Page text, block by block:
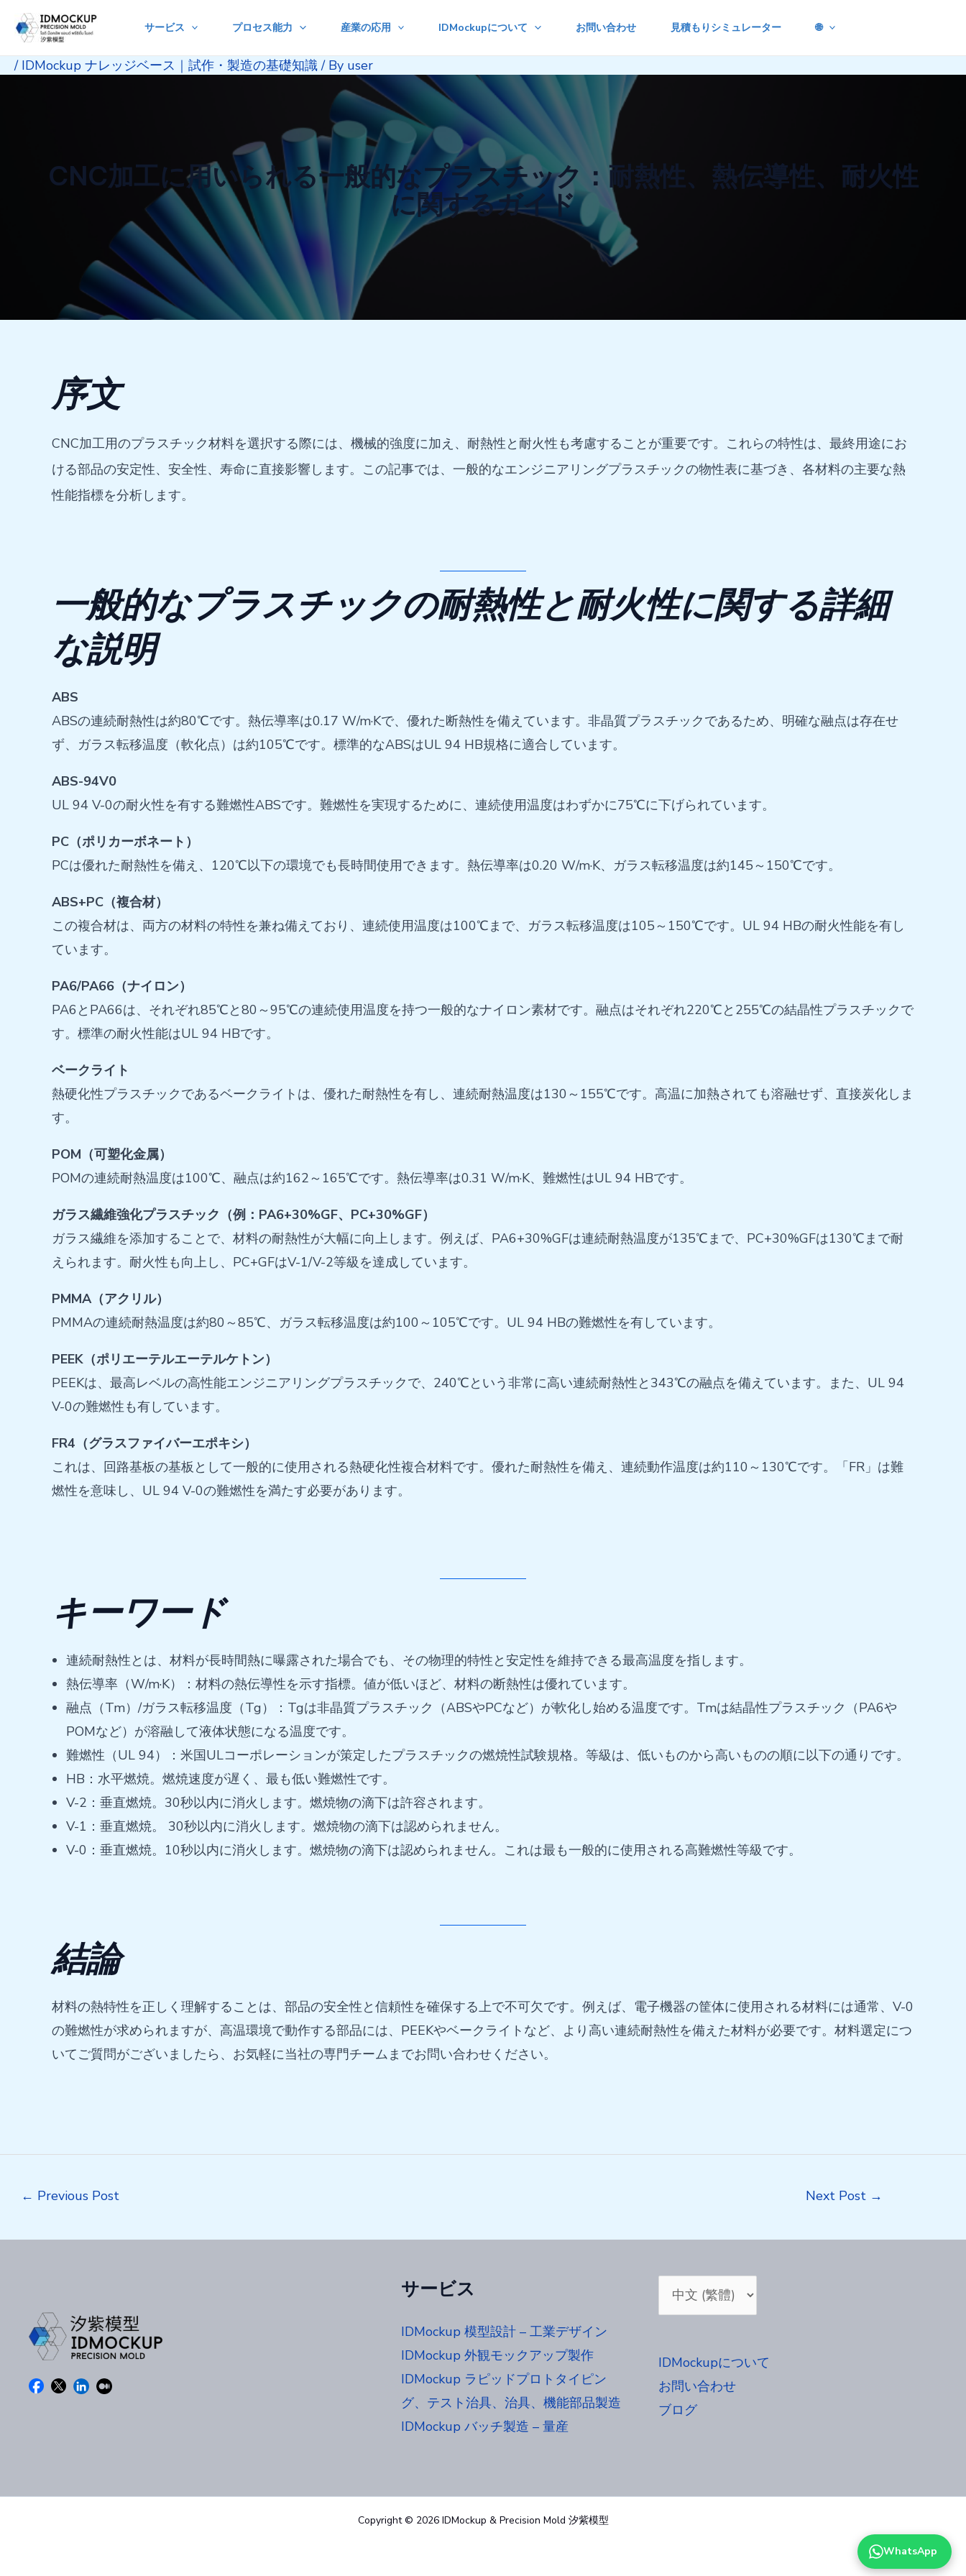
Skip
content
サービス プロセス能力 産業の応用 IDMockupについて お問い合わせ 見積もりシミュレーター 🌐
/ IDMockup ナレッジベース｜試作・製造の基礎知識/ By user
CNC加工に用いられる一般的なプラスチック：耐熱性、熱伝導性、耐火性
に関するガイド
序文
CNC加工用のプラスチック材料を選択する際には、機械的強度に加え、耐熱性と耐火性も考慮することが重要です。これらの特性は、最終用途にお
ける部品の安定性、安全性、寿命に直接影響します。この記事では、一般的なエンジニアリングプラスチックの物性表に基づき、各材料の主要な熱
性能指標を分析します。
一般的なプラスチックの耐熱性と耐火性に関する詳細
な説明
ABS
ABSの連続耐熱性は約80℃です。熱伝導率は0.17 W/m·Kで、優れた断熱性を備えています。非晶質プラスチックであるため、明確な融点は存在せ
ず、ガラス転移温度（軟化点）は約105℃です。標準的なABSはUL 94 HB規格に適合しています。
ABS-94V0
UL 94 V-0の耐火性を有する難燃性ABSです。難燃性を実現するために、連続使用温度はわずかに75℃に下げられています。
PC（ポリカーボネート）
PCは優れた耐熱性を備え、120℃以下の環境でも長時間使用できます。熱伝導率は0.20 W/m·K、ガラス転移温度は約145～150℃です。
ABS+PC（複合材）
この複合材は、両方の材料の特性を兼ね備えており、連続使用温度は100℃まで、ガラス転移温度は105～150℃です。UL 94 HBの耐火性能を有し
ています。
PA6/PA66（ナイロン）
PA6とPA66は、それぞれ85℃と80～95℃の連続使用温度を持つ一般的なナイロン素材です。融点はそれぞれ220℃と255℃の結晶性プラスチックで
す。標準の耐火性能はUL 94 HBです。
ベークライト
熱硬化性プラスチックであるベークライトは、優れた耐熱性を有し、連続耐熱温度は130～155℃です。高温に加熱されても溶融せず、直接炭化しま
す。
POM（可塑化金属）
POMの連続耐熱温度は100℃、融点は約162～165℃です。熱伝導率は0.31 W/m·K、難燃性はUL 94 HBです。
ガラス繊維強化プラスチック（例：PA6+30%GF、PC+30%GF）
ガラス繊維を添加することで、材料の耐熱性が大幅に向上します。例えば、PA6+30%GFは連続耐熱温度が135℃まで、PC+30%GFは130℃まで耐
えられます。耐火性も向上し、PC+GFはV-1/V-2等級を達成しています。
PMMA（アクリル）
PMMAの連続耐熱温度は約80～85℃、ガラス転移温度は約100～105℃です。UL 94 HBの難燃性を有しています。
PEEK（ポリエーテルエーテルケトン）
PEEKは、最高レベルの高性能エンジニアリングプラスチックで、240℃という非常に高い連続耐熱性と343℃の融点を備えています。また、UL 94
V-0の難燃性も有しています。
FR4（グラスファイバーエポキシ）
これは、回路基板の基板として一般的に使用される熱硬化性複合材料です。優れた耐熱性を備え、連続動作温度は約110～130℃です。「FR」は難
燃性を意味し、UL 94 V-0の難燃性を満たす必要があります。
キーワード
連続耐熱性とは、材料が長時間熱に曝露された場合でも、その物理的特性と安定性を維持できる最高温度を指します。
熱伝導率（W/m·K）：材料の熱伝導性を示す指標。値が低いほど、材料の断熱性は優れています。
融点（Tm）/ガラス転移温度（Tg）：Tgは非晶質プラスチック（ABSやPCなど）が軟化し始める温度です。Tmは結晶性プラスチック（PA6や
POMなど）が溶融して液体状態になる温度です。
難燃性（UL 94）：米国ULコーポレーションが策定したプラスチックの燃焼性試験規格。等級は、低いものから高いものの順に以下の通りです。
HB：水平燃焼。燃焼速度が遅く、最も低い難燃性です。
V-2：垂直燃焼。30秒以内に消火します。燃焼物の滴下は許容されます。
V-1：垂直燃焼。 30秒以内に消火します。燃焼物の滴下は認められません。
V-0：垂直燃焼。10秒以内に消火します。燃焼物の滴下は認められません。これは最も一般的に使用される高難燃性等級です。
結論
材料の熱特性を正しく理解することは、部品の安全性と信頼性を確保する上で不可欠です。例えば、電子機器の筐体に使用される材料には通常、V-0
の難燃性が求められますが、高温環境で動作する部品には、PEEKやベークライトなど、より高い連続耐熱性を備えた材料が必要です。材料選定につ
いてご質問がございましたら、お気軽に当社の専門チームまでお問い合わせください。
← Previous Post Next Post →
サービス
IDMockup 模型設計 – 工業デザイン
IDMockup 外観モックアップ製作
IDMockup ラピッドプロトタイピン
グ、テスト治具、治具、機能部品製造
IDMockup バッチ製造 – 量産
Choose
IDMockupについて
お問い合わせ
ブログ
Copyright © 2026 IDMockup & Precision Mold 汐紫模型
WhatsApp